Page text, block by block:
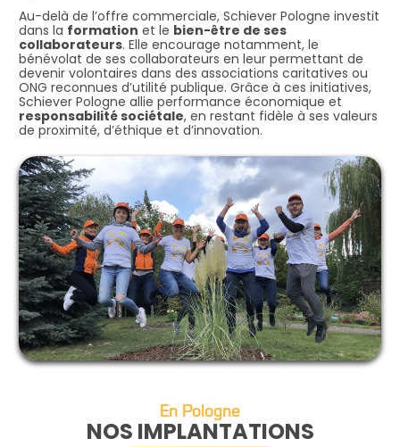
Au-delà de l’offre commerciale, Schiever Pologne investit
dans la formation et le bien-être de ses
collaborateurs. Elle encourage notamment, le
bénévolat de ses collaborateurs en leur permettant de
devenir volontaires dans des associations caritatives ou
ONG reconnues d’utilité publique. Grâce à ces initiatives,
Schiever Pologne allie performance économique et
responsabilité sociétale, en restant fidèle à ses valeurs
de proximité, d’éthique et d’innovation.
En Pologne
NOS IMPLANTATIONS